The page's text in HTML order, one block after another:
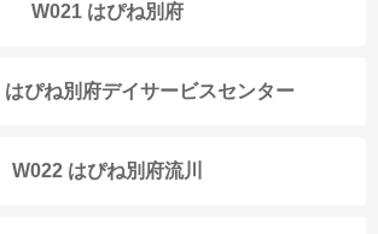
W021 はぴね別府
ぴね別府デイサービスセンター
W022 はぴね別府流川